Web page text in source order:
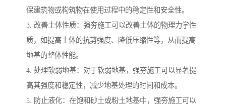
保建筑物或构筑物在使用过程中的稳定性和安全性。
3. 改善土体性质：强夯施工可以改善土体的物理力学性
质，如提高土体的抗剪强度、降低压缩性等，从而提高
地基的整体性能。
4. 处理软弱地基：对于软弱地基，强夯施工可以显著提
高其强度和稳定性，减少地基处理的时间和成本。
5. 防止液化：在饱和砂土或粉土地基中，强夯施工可以